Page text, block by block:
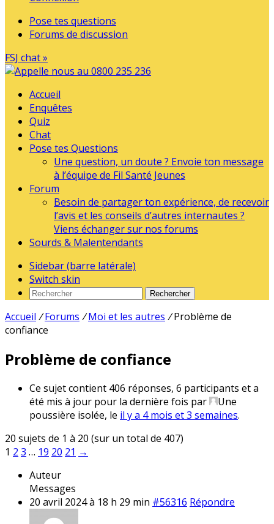
Pose tes questions
Forums de discussion
FSJ chat »
Accueil
Enquêtes
Quiz
Chat
Pose tes Questions
Une question, un doute ? Envoie ton message
à l’équipe de Fil Santé Jeunes
Forum
Besoin de partager ton expérience, de recevoir
l’avis et les conseils d’autres internautes ?
Viens échanger sur nos forums
Sourds & Malentendants
Sidebar (barre latérale)
Switch skin
Rechercher
Accueil / Forums / Moi et les autres / Problème de
confiance
Problème de confiance
Ce sujet contient 406 réponses, 6 participants et a
été mis à jour pour la dernière fois par
Une
poussière isolée, le il y a 4 mois et 3 semaines.
20 sujets de 1 à 20 (sur un total de 407)
1 2 3 … 19 20 21 →
Auteur
Messages
20 avril 2024 à 18 h 29 min #56316 Répondre